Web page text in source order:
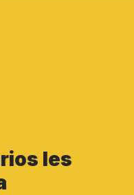
les